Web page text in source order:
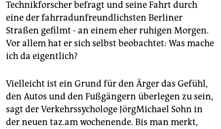
Technikforscher befragt und seine Fahrt durch
eine der fahrradunfreundlichsten Berliner
Straßen gefilmt - an einem eher ruhigen Morgen.
Vor allem hat er sich selbst beobachtet: Was mache
ich da eigentlich?
Vielleicht ist ein Grund für den Ärger das Gefühl,
den Autos und den Fußgängern überlegen zu sein,
sagt der Verkehrssychologe JörgMichael Sohn in
der neuen taz.am wochenende. Bis man merkt,